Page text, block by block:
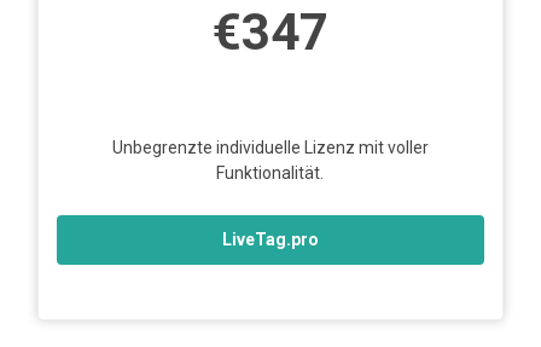
€347
Unbegrenzte individuelle Lizenz mit voller
Funktionalität.
LiveTag.pro